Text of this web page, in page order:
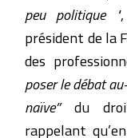
peu politique "
président de la
des
poser le débat
naïve”du droit
rappelant